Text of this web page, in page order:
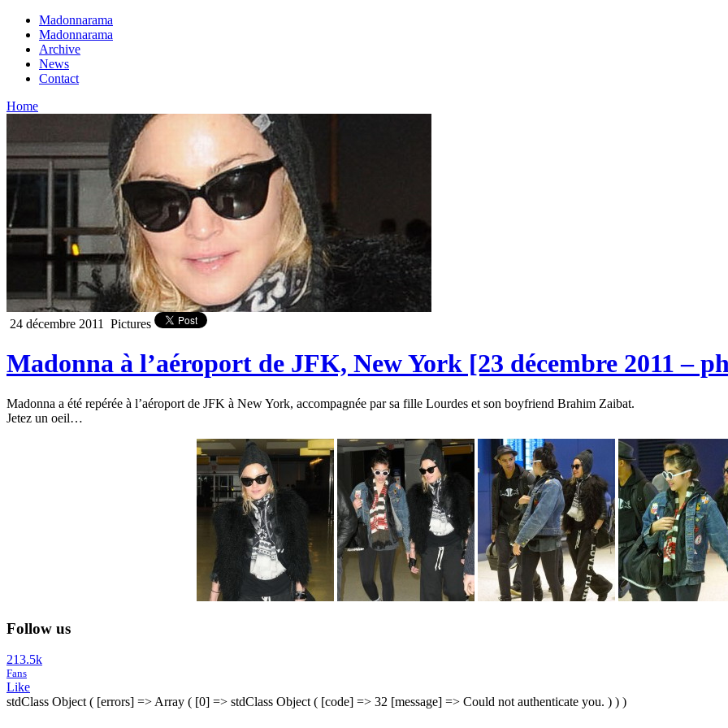
Madonnarama
Madonnarama
Archive
News
Contact
Home
24 décembre 2011 Pictures
Madonna à l’aéroport de JFK, New York [23 décembre 2011 –
Madonna a été repérée à l’aéroport de JFK à New York, accompagnée par sa fille Lourdes et son boyfriend Brahim Zaibat.
Jetez un oeil…
Follow us
213.5k
Fans
Like
stdClass Object ( [errors] => Array ( [0] => stdClass Object ( [code] => 32 [message] => Could not authenticate you. ) ) )